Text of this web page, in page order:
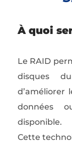
À quoi
Le RAID
disques
d’améliorer
données
disponible.
Cette